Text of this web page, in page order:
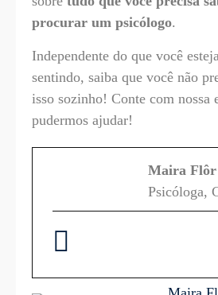
procurar um psicólogo.
Independente do que você
sentindo, saiba que você não
isso sozinho! Conte com nossa
pudermos ajudar!
Maira Flôr
Psicóloga,